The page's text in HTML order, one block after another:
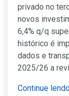
privado no
novos
6,4% q/q
histórico é
dados e
2025/26 a
Continue